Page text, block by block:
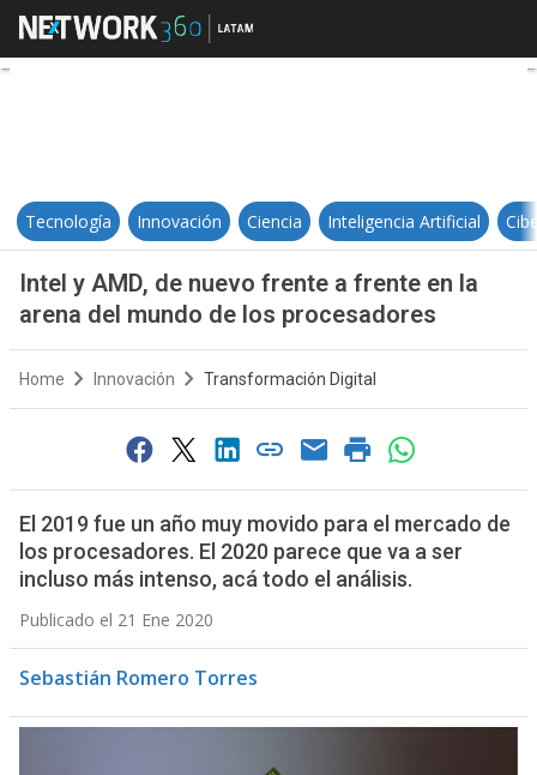
Intel y AMD, de nuevo frente a
Tecnología Innovación Ciencia Inteligencia Artificial
Intel y AMD, de nuevo frente a frente en la
arena del mundo de los procesadores
Home Innovación Transformación Digital
El 2019 fue un año muy movido para el mercado de
los procesadores. El 2020 parece que va a ser
incluso más intenso, acá todo el análisis.
Publicado el 21 Ene 2020
Sebastián Romero Torres